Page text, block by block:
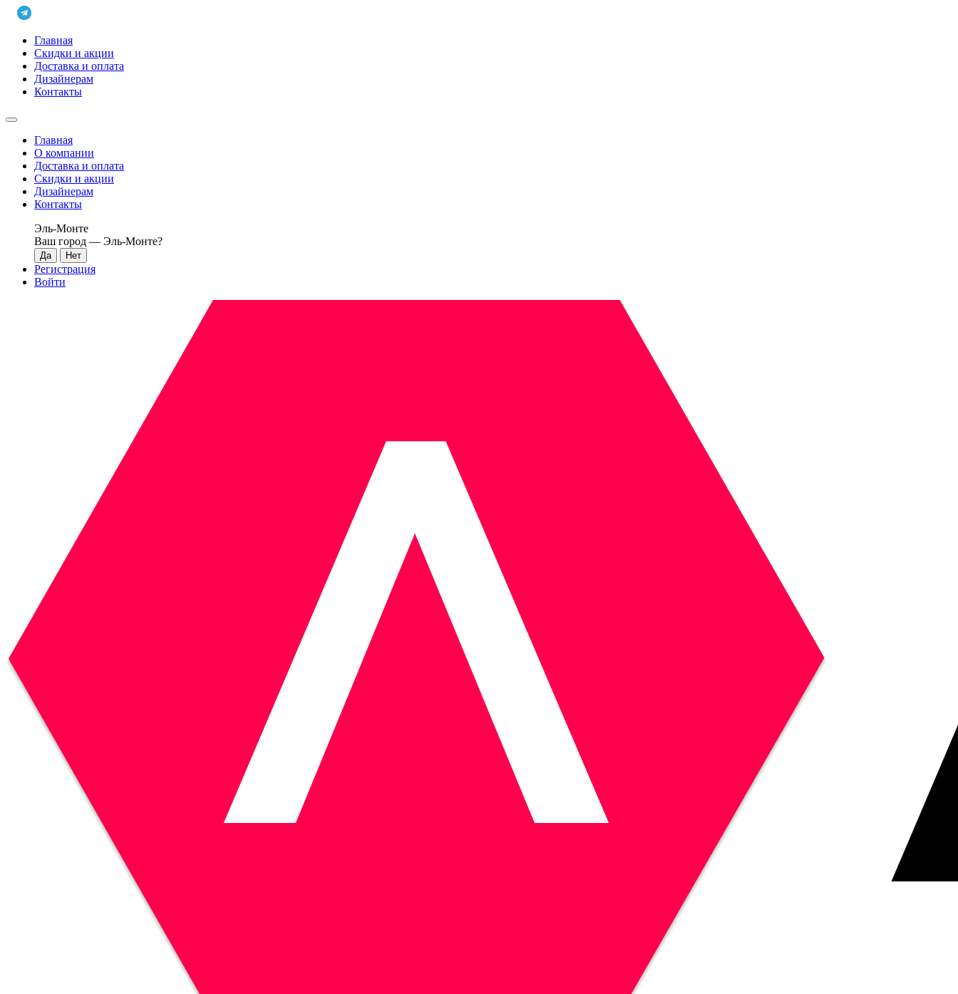
Главная
Скидки и акции
Доставка и оплата
Дизайнерам
Контакты
Главная
О компании
Доставка и оплата
Скидки и акции
Дизайнерам
Контакты
Эль-Монте
Ваш город — Эль-Монте?
Регистрация
Войти